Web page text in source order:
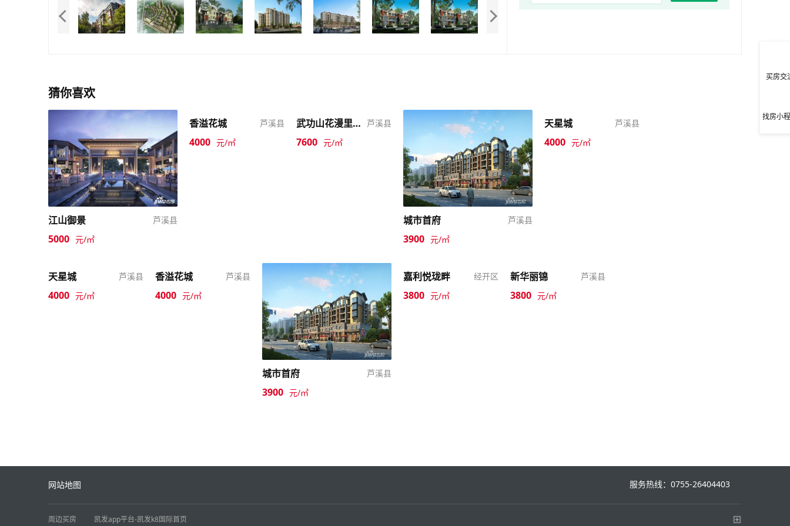
猜你喜欢
江山御景 芦溪县
5000 元/㎡
香溢花城 芦溪县
4000 元/㎡
武功山花漫里温泉旅游小镇 芦溪县
7600 元/㎡
城市首府 芦溪县
3900 元/㎡
天星城 芦溪县
4000 元/㎡
天星城 芦溪县
4000 元/㎡
香溢花城 芦溪县
4000 元/㎡
城市首府 芦溪县
3900 元/㎡
嘉利悦珑畔 经开区
3800 元/㎡
新华丽锦 芦溪县
3800 元/㎡
买房交
找房小
服务热线：0755-26404403
网站地图
周边买房 凯发app平台-凯发k8国际首页